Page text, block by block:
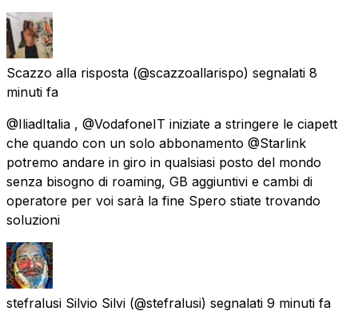
Scazzo alla risposta (@scazzoallarispo) segnalati 8
minuti fa
@IliadItalia , @VodafoneIT iniziate a stringere le ciapett
che quando con un solo abbonamento @Starlink
potremo andare in giro in qualsiasi posto del mondo
senza bisogno di roaming, GB aggiuntivi e cambi di
operatore per voi sarà la fine Spero stiate trovando
soluzioni
stefralusi Silvio Silvi (@stefralusi) segnalati 9 minuti fa